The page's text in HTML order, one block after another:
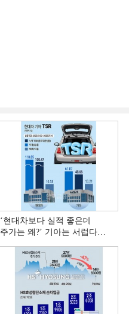
‘현대차보다 실적 좋은데
주가는 왜?ʼ 기아는 서럽다